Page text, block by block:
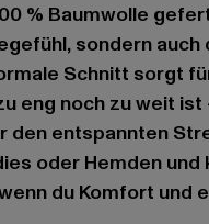
% Baumwolle
sondern
Schnitt sorgt
eng noch zu weit
den entspannten
oder Hemden
du Komfort und